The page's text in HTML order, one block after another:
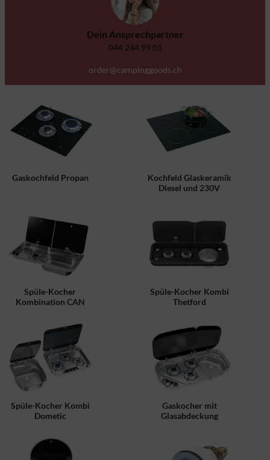
Dein Ansprechpartner
044 244 99 01
order@campinggoods.ch
Gaskochfeld Propan
Kochfeld Glaskeramik
Diesel und 230V
Spüle-Kocher
Kombination CAN
Spüle-Kocher Kombi
Thetford
Spüle-Kocher Kombi
Dometic
Gaskocher mit
Glasabdeckung